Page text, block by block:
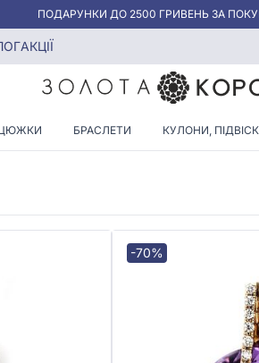
АКЦІЯ ДЛЯ КЛІЄНТІВ "НОВА ПОШТА"
АКЦІЇ
БРАСЛЕТИ КУЛОНИ,
доріжкою
З
-70%